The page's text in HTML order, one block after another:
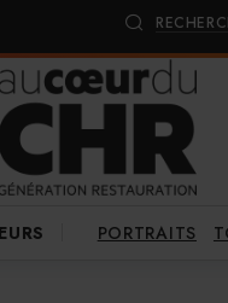
PORTRAITS